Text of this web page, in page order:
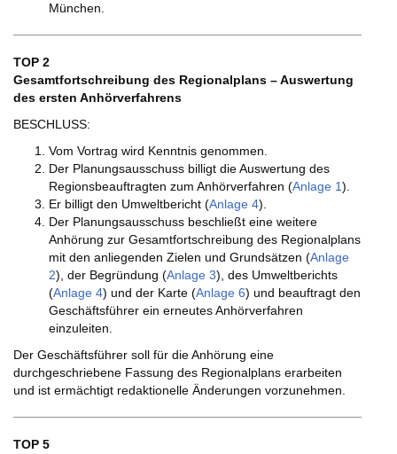
München.
TOP 2
Gesamtfortschreibung des Regionalplans – Auswertung
des ersten Anhörverfahrens
BESCHLUSS:
Vom Vortrag wird Kenntnis genommen.
Der Planungsausschuss billigt die Auswertung des
Regionsbeauftragten zum Anhörverfahren (Anlage 1).
Er billigt den Umweltbericht (Anlage 4).
Der Planungsausschuss beschließt eine weitere
Anhörung zur Gesamtfortschreibung des Regionalplans
mit den anliegenden Zielen und Grundsätzen (Anlage
2), der Begründung (Anlage 3), des Umweltberichts
(Anlage 4) und der Karte (Anlage 6) und beauftragt den
Geschäftsführer ein erneutes Anhörverfahren
einzuleiten.
Der Geschäftsführer soll für die Anhörung eine
durchgeschriebene Fassung des Regionalplans erarbeiten
und ist ermächtigt redaktionelle Änderungen vorzunehmen.
TOP 5